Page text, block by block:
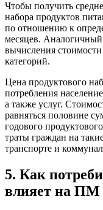
Чтобы получить
набора продуктов
по отношению к
месяцев. Аналогичный
вычисления
категорий.
Цена продуктового
потребления
а также услуг.
равняться половине
годового
траты граждан на
транспорте и
5. Как
влияет на ПМ